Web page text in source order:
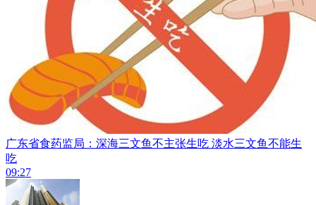
广东省食药监局：深海三文鱼不主张生吃 淡水三文鱼不能生
吃
09:27